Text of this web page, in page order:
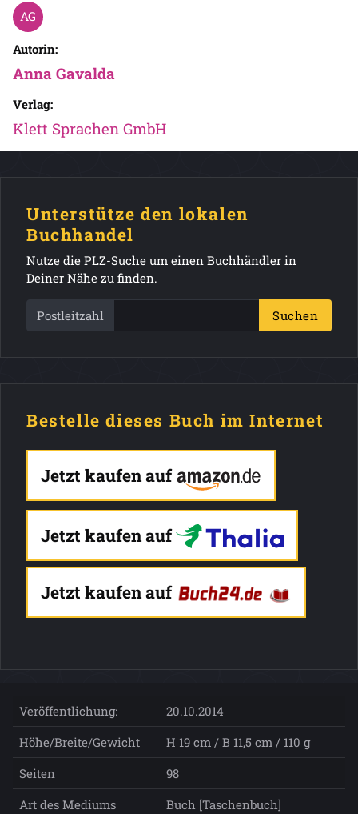
Autorin:
Anna Gavalda
Verlag:
Klett Sprachen GmbH
Unterstütze den lokalen
Buchhandel
Nutze die PLZ-Suche um einen Buchhändler in
Deiner Nähe zu finden.
Postleitzahl Suchen
Bestelle dieses Buch im Internet
Jetzt kaufen auf
Jetzt kaufen auf
Jetzt kaufen auf
Veröffentlichung:
20.10.2014
Höhe/Breite/Gewicht
H 19 cm / B 11,5 cm / 110 g
Seiten
98
Art des Mediums
Buch [Taschenbuch]